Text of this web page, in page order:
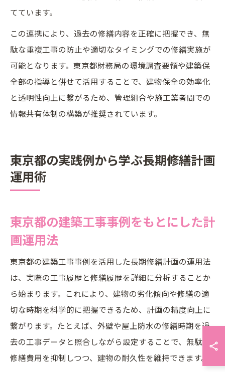
てています。
この連携により、過去の修繕内容を正確に把握でき、無
駄な重複工事の防止や適切なタイミングでの修繕実施が
可能となります。東京都財務局の環境調査要領や建築保
全部の指導と併せて活用することで、建物保全の効率化
と透明性向上に繋がるため、管理組合や施工業者間での
情報共有体制の構築が推奨されています。
東京都の実践例から学ぶ長期修繕計画
運用術
東京都の建築工事事例をもとにした計
画運用法
東京都の建築工事事例を活用した長期修繕計画の運用法
は、実際の工事履歴と修繕履歴を詳細に分析することか
ら始まります。これにより、建物の劣化傾向や修繕の適
切な時期を科学的に把握できるため、計画の精度向上に
繋がります。たとえば、外壁や屋上防水の修繕時期を過
去の工事データと照合しながら設定することで、無駄な
修繕費用を抑制しつつ、建物の耐久性を維持できます。